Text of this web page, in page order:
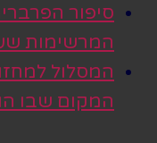
סיפור
המרשימות
המסלול
המקום שבו